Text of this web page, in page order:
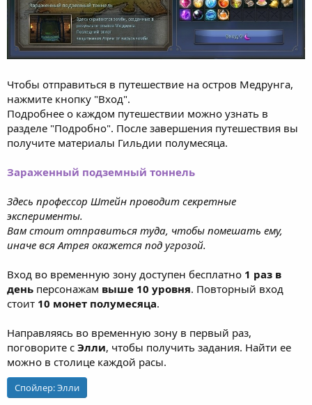
Чтобы отправиться в путешествие на остров Медрунга,
нажмите кнопку "Вход".
Подробнее о каждом путешествии можно узнать в
разделе "Подробно". После завершения путешествия вы
получите материалы Гильдии полумесяца.
Зараженный подземный тоннель
Здесь профессор Штейн проводит секретные
эксперименты.
Вам стоит отправиться туда, чтобы помешать ему,
иначе вся Атрея окажется под угрозой.
Вход во временную зону доступен бесплатно 1 раз в
день персонажам выше 10 уровня. Повторный вход
стоит 10 монет полумесяца.
Направляясь во временную зону в первый раз,
поговорите с Элли, чтобы получить задания. Найти ее
можно в столице каждой расы.
Спойлер:Элли